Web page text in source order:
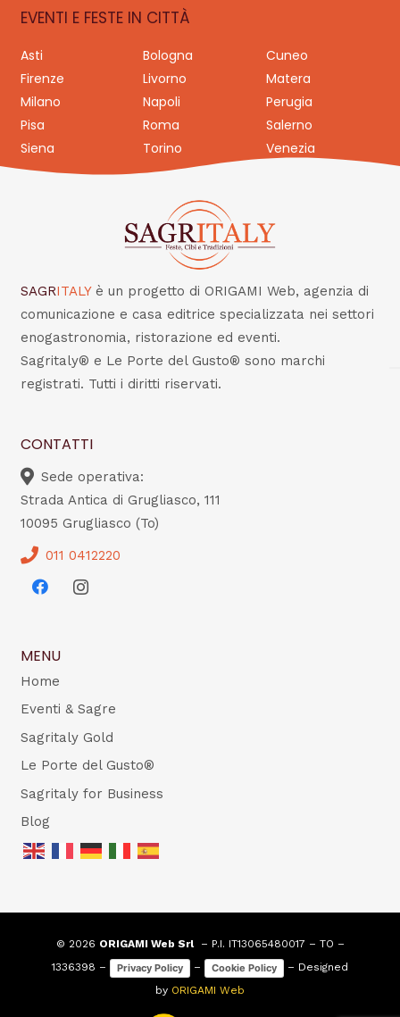
EVENTI E FESTE IN CITTÀ
Asti Bologna
Cuneo
Firenze
Livorno
Matera
Milano
Napoli
Perugia
Pisa
Roma
Salerno
Siena
Torino Venezia
SAGRITALY è un progetto di ORIGAMI Web, agenzia di
comunicazione e casa editrice specializzata nei settori
enogastronomia, ristorazione ed eventi.
Sagritaly® e Le Porte del Gusto® sono marchi
registrati. Tutti i diritti riservati.
CONTATTI
Sede operativa:
Strada Antica di Grugliasco, 111
10095 Grugliasco (To)
011 0412220
MENU
Home
Eventi & Sagre
Sagritaly Gold
Le Porte del Gusto®
Sagritaly for Business
Blog
© 2026 ORIGAMI Web Srl– P.I. IT13065480017 – TO –
1336398 –
Privacy Policy – Cookie Policy
– Designed
by ORIGAMI Web